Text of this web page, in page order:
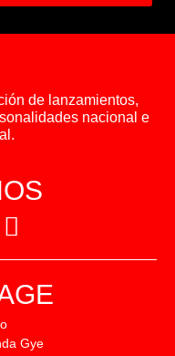
de lanzamientos,
nacional e
Gye